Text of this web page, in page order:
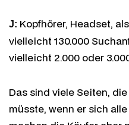
J: Kopfhörer, Headset,
vielleicht 130.000
vielleicht 2.000 oder
Das sind viele Seiten,
müsste, wenn er sich